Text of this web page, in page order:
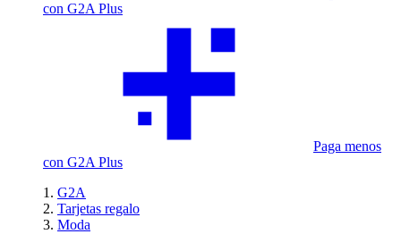
con G2A Plus
Paga menos
con G2A Plus
G2A
Tarjetas regalo
Moda